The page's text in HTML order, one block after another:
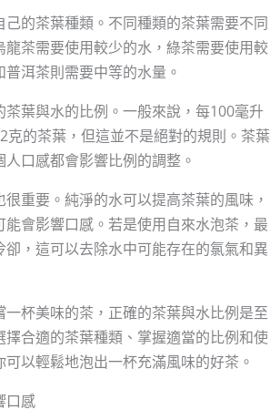
己的茶葉種類。不同種類的茶葉需要不同
龍茶需要使用較少的水，綠茶需要使用較
洱茶則需要中等的水量。
茶葉與水的比例。一般來說，每100毫升
克的茶葉，但這並不是絕對的規則。茶葉
口感都會影響比例的調整。
重要。純淨的水可以提高茶葉的風味，
能會影響口感。若是使用自來水泡茶，最
卻，這可以去除水中可能存在的氯氣和異
一杯美味的茶，正確的茶葉與水比例是至
擇合適的茶葉種類、掌握適當的比例和使
以輕鬆地泡出一杯充滿風味的好茶。
口感